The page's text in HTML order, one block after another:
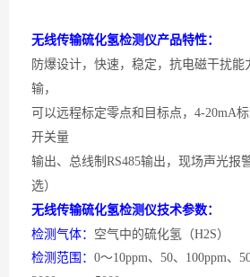
无线传输硫化氢检测仪产品特性：
防爆设计，快速，稳定，抗电磁干扰能
输，
可以远程标定零点和目标点， 4-20mA
开关量
输出、总线制 RS485输出，现场声光报
选）
无线传输硫化氢检测仪技术参数：
检测气体： 空气中的硫化氢（H2S）
检测范围： 0～10ppm、50、100ppm、